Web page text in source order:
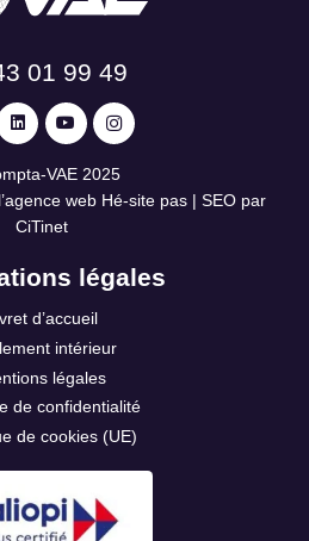
01 99 49
VAE2025
web Hé-site pas | SEO par
CiTinet
légales
d’accueil
intérieur
légales
de confidentialité
de cookies (UE)